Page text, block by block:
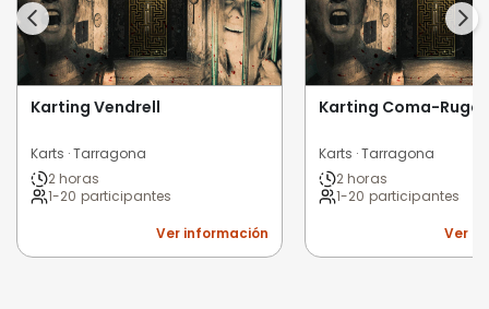
Karting Vendrell
Karts · Tarragona
2 horas
1-20 participantes
Ver información
Karting Coma-Ruga
Karts · Tarragona
2 horas
1-20 participantes
Ver